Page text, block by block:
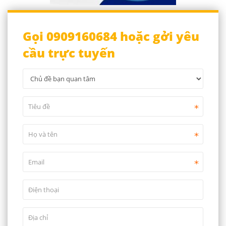
Gọi 0909160684 hoặc gởi yêu
cầu trực tuyến